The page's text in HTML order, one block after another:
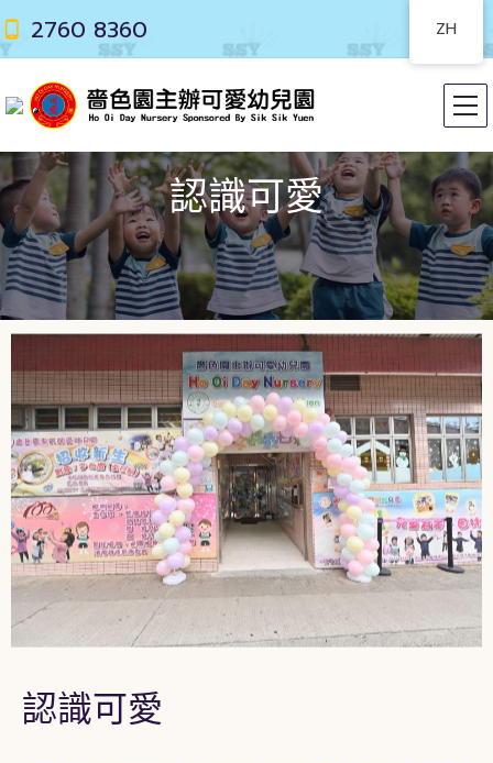
2760 8360
認識可愛
認識可愛
ZH